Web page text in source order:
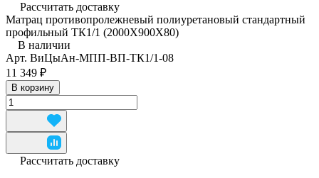
Рассчитать доставку
Матрац противопролежневый полиуретановый стандартный
профильный ТК1/1 (2000Х900Х80)
В наличии
Арт. ВиЦыАн-МПП-ВП-ТК1/1-08
11 349 ₽
В корзину
Рассчитать доставку